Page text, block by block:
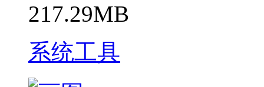
217.29MB
系统工具